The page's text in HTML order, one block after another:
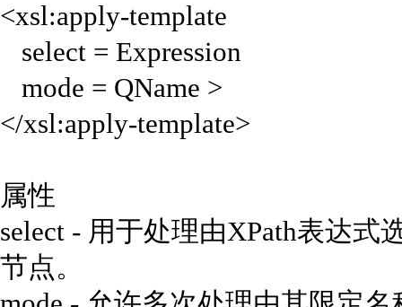
<xsl:apply-template
select = Expression
mode = QName >
</xsl:apply-template>
属性
select - 用于处理由XPath表达
节点。